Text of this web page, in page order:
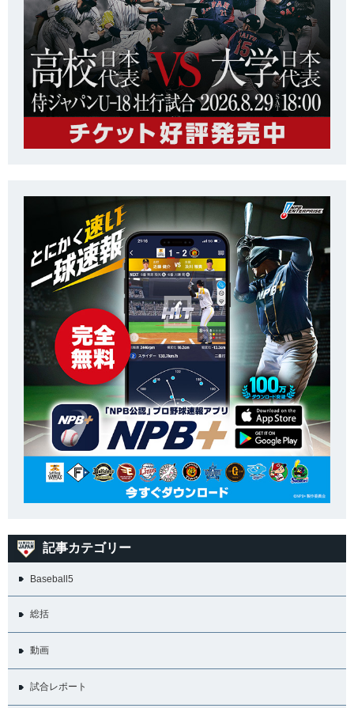
記事カテゴリー
Baseball5
総括
動画
試合レポート